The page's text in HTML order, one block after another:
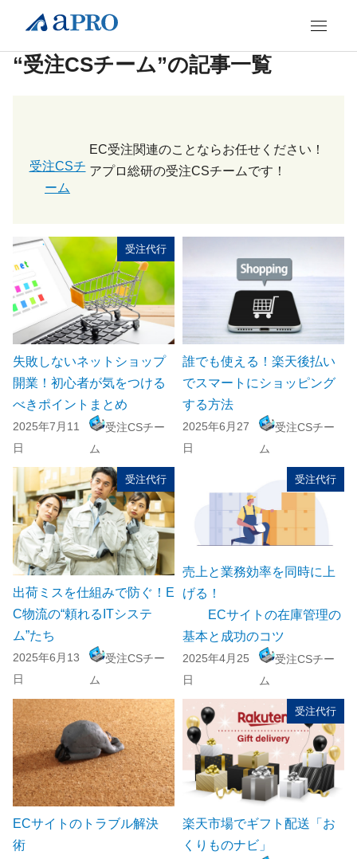
“受注CSチーム”の記事一覧
受注CSチ
ーム
EC受注関連のことならお任せください！
アプロ総研の受注CSチームです！
受注代行
失敗しないネットショップ
開業！初心者が気をつける
べきポイントまとめ
2025年7月11
日
受注CSチー
ム
誰でも使える！楽天後払い
でスマートにショッピング
する方法
2025年6月27
日
受注CSチー
ム
受注代行
出荷ミスを仕組みで防ぐ！E
C物流の“頼れるITシステ
ム”たち
2025年6月13
日
受注CSチー
ム
受注代行
売上と業務効率を同時に上
げる！
ECサイトの在庫管理の
基本と成功のコツ
2025年4月25
日
受注CSチー
ム
ECサイトのトラブル解決
術
受注代行
楽天市場でギフト配送「お
くりものナビ」